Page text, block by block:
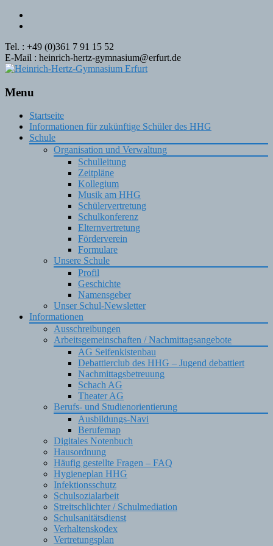
Tel. : +49 (0)361 7 91 15 52
E-Mail : heinrich-hertz-gymnasium@erfurt.de
Menu
Skip
content
Startseite
Informationen für zukünftige Schüler des HHG
Schule
Organisation und Verwaltung
Schulleitung
Zeitpläne
Kollegium
Musik am HHG
Schülervertretung
Schulkonferenz
Elternvertretung
Förderverein
Formulare
Unsere Schule
Profil
Geschichte
Namensgeber
Unser Schul-Newsletter
Informationen
Ausschreibungen
Arbeitsgemeinschaften / Nachmittagsangebote
AG Seifenkistenbau
Debattierclub des HHG – Jugend debattiert
Nachmittagsbetreuung
Schach AG
Theater AG
Berufs- und Studienorientierung
Ausbildungs-Navi
Berufemap
Digitales Notenbuch
Hausordnung
Häufig gestellte Fragen – FAQ
Hygieneplan HHG
Infektionsschutz
Schulsozialarbeit
Streitschlichter / Schulmediation
Schulsanitätsdienst
Verhaltenskodex
Vertretungsplan